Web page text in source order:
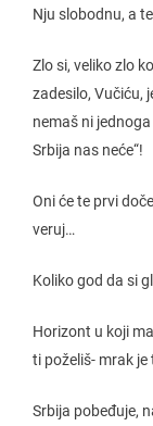
Nju slobodnu, a
Zlo si, veliko zlo
zadesilo, Vučiću,
nemaš ni
Srbija nas neće“!
Oni će te prvi
veruj…
Koliko god da si
Horizont u koji
ti poželiš- mrak je
Srbija pobeđuje,